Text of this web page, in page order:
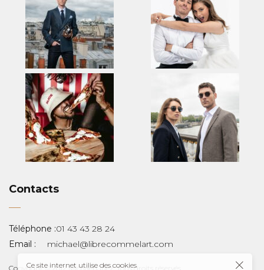
Contacts
Téléphone :01 43 43 28 24
Email :
michael@librecommelart.com
Copyright © 2012 Michaël Guez. Tous droits réservés.
Ce site internet utilise des cookies